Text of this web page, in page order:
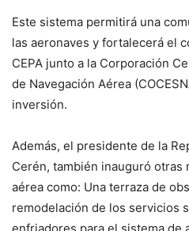
Este sistema permitirá una
las aeronaves y fortalecerá el
CEPA junto a la Corporación
de Navegación Aérea
inversión.
Además, el presidente de la
Cerén, también inauguró otras
aérea como: Una terraza de
remodelación de los servicios
enfriadores para el sistema de